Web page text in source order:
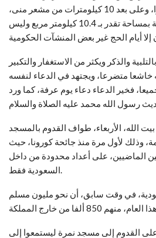
المقدسة بنحو 22 كيلو مترا، وعلى بعد 10 كيلومترات من مشعر منى،
و6 كيلو مترات من المزدلفة بمساحة تقدر بـ 10.4 كيلومتر مربع وليس
والذكر ويكثر من الاستغفار والتكبير
خاشعا متضرعا، ويجتهد في الدعاء لنفسه
فخير الدعاء دعاء يوم عرفة، كما ورد
الله، الأربعاء، طواف القدوم بالمسجد
وذلك لأول مرة منذ جائحة كورونا، حيث
الماضيين، على أعداد محدودة من داخل
السعودية فقط.
في وقت سابق، أن نحو مليون مسلم
القدوم إلى مسجد نمرة ليستمعوا إلى